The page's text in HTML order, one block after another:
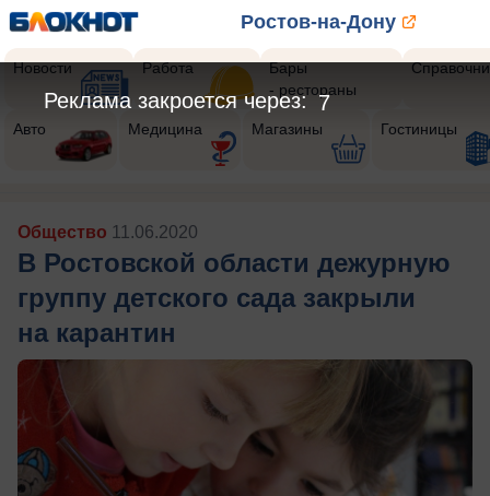
Ростов-на-Дону
Новости Работа
Бары
- рестораны
Авто Медицина Магазины Гостиницы
Общество 11.06.2020
В Ростовской области дежурную
группу детского сада закрыли
на карантин
5
Реклама закроется через: